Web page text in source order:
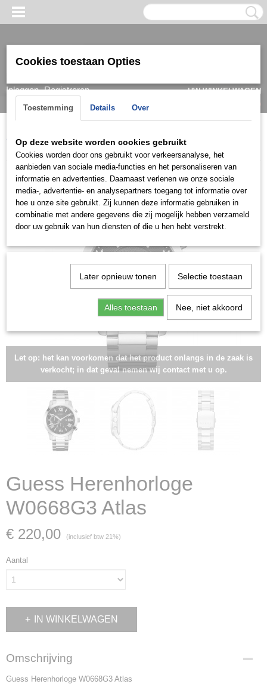
Inloggen Registreren
UW WINKELWAGEN
(0)
Home > Horloge > > Heren>
Guess Herenhorloge
W0668G3 Atlas
Let op: het kan voorkomen dat het product onlangs in de zaak is
verkocht; in dat geval nemen wij contact met u op.
Guess Herenhorloge
W0668G3 Atlas
€ 220,00 (inclusief btw 21%)
Aantal
IN WINKELWAGEN
Omschrijving
Guess Herenhorloge W0668G3 Atlas
Cookies toestaan Opties
Toestemming Details Over
Op deze website worden cookies gebruikt
Cookies worden door ons gebruikt voor verkeersanalyse, het
aanbieden van sociale media-functies en het personaliseren van
informatie en advertenties. Daarnaast verlenen we onze sociale
media-, advertentie- en analysepartners toegang tot informatie over
hoe u onze site gebruikt. Zij kunnen deze informatie gebruiken in
combinatie met andere gegevens die zij mogelijk hebben verzameld
door uw gebruik van hun diensten of die u hen hebt verstrekt.
Later opnieuw tonen Selectie toestaan
Alles toestaan Nee, niet akkoord